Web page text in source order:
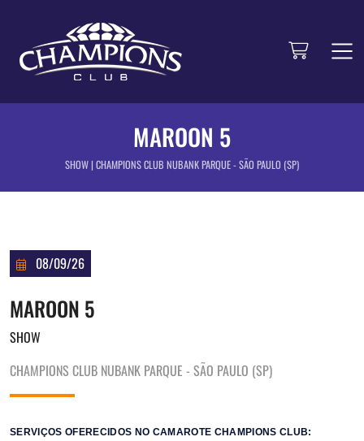
MAROON 5
SHOW | CHAMPIONS CLUB NUBANK PARQUE - SÃO PAULO (SP)
08/09/26
MAROON 5
SHOW
CHAMPIONS CLUB NUBANK PARQUE - SÃO PAULO (SP)
SERVIÇOS OFERECIDOS NO CAMAROTE CHAMPIONS CLUB: